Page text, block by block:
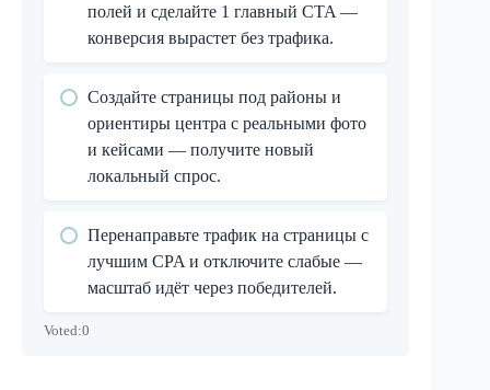
полей и сделайте 1 главный CTA —
конверсия вырастет без трафика.
Создайте страницы под районы и
ориентиры центра с реальными фото
и кейсами — получите новый
локальный спрос.
Перенаправьте трафик на страницы с
лучшим CPA и отключите слабые —
масштаб идёт через победителей.
Voted:0